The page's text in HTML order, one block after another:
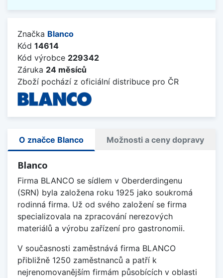
Značka Blanco
Kód 14614
Kód výrobce 229342
Záruka 24 měsíců
Zboží pochází z oficiální distribuce pro ČR
O značce Blanco Možnosti a ceny dopravy
Blanco
Firma BLANCO se sídlem v Oberderdingenu
(SRN) byla založena roku 1925 jako soukromá
rodinná firma. Už od svého založení se firma
specializovala na zpracování nerezových
materiálů a výrobu zařízení pro gastronomii.
V současnosti zaměstnává firma BLANCO
přibližně 1250 zaměstnanců a patří k
nejrenomovanějším firmám působících v oblasti